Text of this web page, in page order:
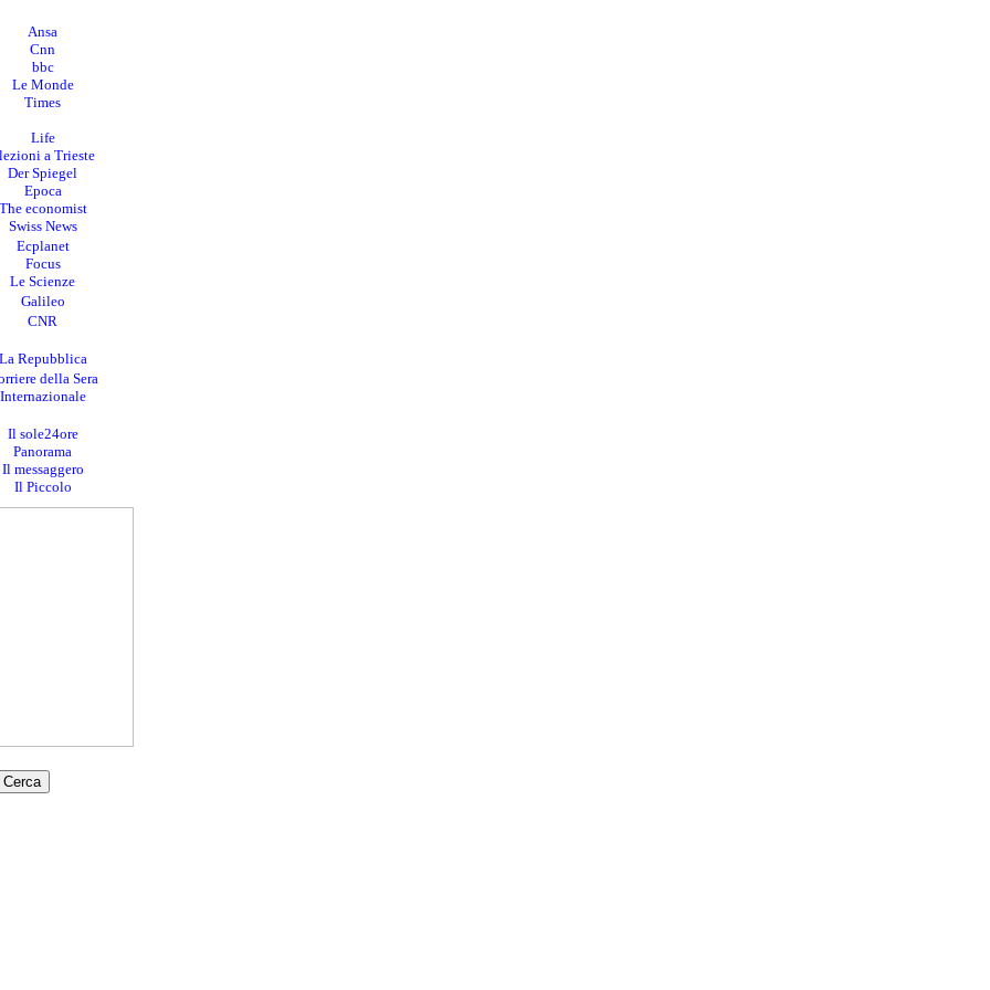
Ansa
Cnn
bbc
Le Monde
Times
Life
a Trieste
Der Spiegel
Epoca
economist
Swiss News
Ecplanet
Focus
Le Scienze
Galileo
CNR
Repubblica
della Sera
Internazionale
Il sole24ore
Panorama
Il messaggero
Il Piccolo